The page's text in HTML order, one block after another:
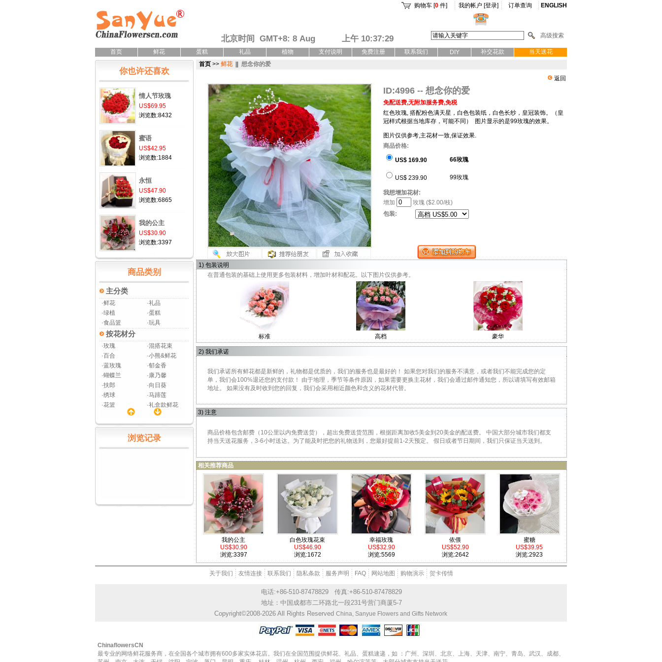
购物车 [0 件] 我的帐户 [登录] 订单查询 ENGLISH
北京时间 GMT+8: 8 Aug 上午 10:37:30 高级搜索
首页 鲜花 蛋糕 礼品 植物 支付说明 免费注册 联系我们 DIY 补交花款 当天送花
你也许还喜欢
情人节玫瑰
US$69.95
浏览数:8432
蜜语
US$42.95
浏览数:1884
永恒
US$47.90
浏览数:6865
我的公主
US$30.90
浏览数:3397
商品类别
主分类
·鲜花
·礼品
·绿植
·蛋糕
·食品篮
·玩具
按花材分
·玫瑰
·混搭花束
·百合
·小熊&鲜花
·蓝玫瑰
·郁金香
·蝴蝶兰
·康乃馨
·扶郎
·向日葵
·绣球
·马蹄莲
·花篮
·礼盒款鲜花
·果篮
·永生花
·丧事菊花
节日分类
·情人节
·元旦节
·三天送花 ·优惠组合
浏览记录
首页 >> 鲜花|| 想念你的爱
返回
ID:4996 -- 想念你的爱
免配送费,无附加服务费,免税
红色玫瑰, 搭配粉色满天星，白色包装纸，白色长纱，皇冠装饰。（皇
冠样式根据当地库存，可能不同） 图片显示的是99玫瑰的效果。
图片仅供参考,主花材一致,保证效果.
商品价格:
US$ 169.90 66玫瑰
US$ 239.90 99玫瑰
我想增加花材:
增加
玫瑰 ($2.00/枝)
包装:
1) 包装说明
在普通包装的基础上使用更多包装材料，增加叶材和配花。以下图片仅供参考。
标准 高档 豪华
2) 我们承诺
我们承诺所有鲜花都是新鲜的，礼物都是优质的，我们的服务也是最好的！ 如果您对我们的服务不满意，或者我们不能完成您的定
单，我们会100%退还您的支付款！ 由于地理，季节等条件原因，如果需要更换主花材，我们会通过邮件通知您，所以请填写有效邮箱
地址。 如果没有及时收到您的回复，我们会采用相近颜色和含义的花材代替。
3) 注意
商品价格包含邮费（10公里以内免费送货），超出免费送货范围，根据距离加收5美金到20美金的配送费。 中国大部分城市我们都支
持当天送花服务，3-6小时送达。为了能及时把您的礼物送到，您最好提前1-2天预定。 假日或者节日期间，我们只保证当天送到。
相关推荐商品
我的公主
US$30.90
浏览:3397
白色玫瑰花束
US$46.90
浏览:1672
幸福玫瑰
US$32.90
浏览:5569
依偎
US$52.90
浏览:2642
蜜糖
US$39.95
浏览:2923
关于我们 友情连接 联系我们 隐私条款 服务声明 FAQ 网站地图 购物演示 贺卡传情
电话:+86-510-87478829 传真:+86-510-87478829
地址：中国成都市二环路北一段231号营门商厦5-7
Copyright©2008-2026 All Rights Reserved China, Sanyue Flowers and Gifts Network
ChinaflowersCN
最专业的网络鲜花服务商，在全国各个城市拥有600多家实体花店。我们在全国范围提供鲜花、礼品、蛋糕速递，如 ：广州、深圳、北京、上海、天津、南宁、青岛、武汉、成都、